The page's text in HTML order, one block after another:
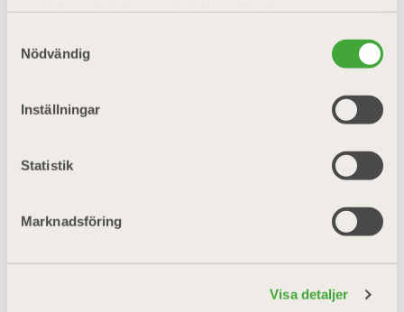
Nödvändig
Inställningar
Statistik
Marknadsföring
Visa detaljer
🔹Påverkansarbete i viktiga frågor
nationellt
hemberedskap
ditt medlemskap – i vardagen, i
Läs mer om oss i Kronoberg här!